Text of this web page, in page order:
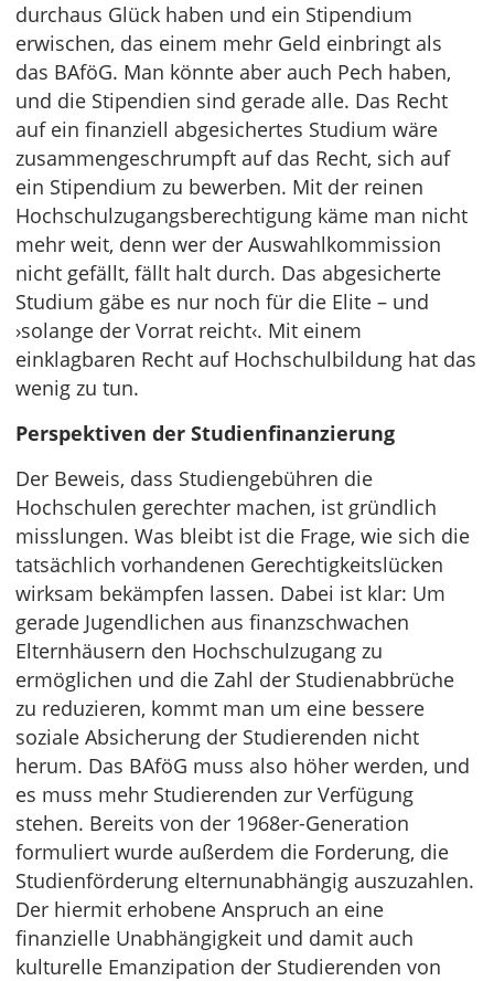
durchaus Glück haben und ein Stipendium
erwischen, das einem mehr Geld einbringt als
das BAföG. Man könnte aber auch Pech haben,
und die Stipendien sind gerade alle. Das Recht
auf ein finanziell abgesichertes Studium wäre
zusammengeschrumpft auf das Recht, sich auf
ein Stipendium zu bewerben. Mit der reinen
Hochschulzugangsberechtigung käme man nicht
mehr weit, denn wer der Auswahlkommission
nicht gefällt, fällt halt durch. Das abgesicherte
Studium gäbe es nur noch für die Elite – und
›solange der Vorrat reicht‹. Mit einem
einklagbaren Recht auf Hochschulbildung hat das
wenig zu tun.
Perspektiven der Studienfinanzierung
Der Beweis, dass Studiengebühren die
Hochschulen gerechter machen, ist gründlich
misslungen. Was bleibt ist die Frage, wie sich die
tatsächlich vorhandenen Gerechtigkeitslücken
wirksam bekämpfen lassen. Dabei ist klar: Um
gerade Jugendlichen aus finanzschwachen
Elternhäusern den Hochschulzugang zu
ermöglichen und die Zahl der Studienabbrüche
zu reduzieren, kommt man um eine bessere
soziale Absicherung der Studierenden nicht
herum. Das BAföG muss also höher werden, und
es muss mehr Studierenden zur Verfügung
stehen. Bereits von der 1968er-Generation
formuliert wurde außerdem die Forderung, die
Studienförderung elternunabhängig auszuzahlen.
Der hiermit erhobene Anspruch an eine
finanzielle Unabhängigkeit und damit auch
kulturelle Emanzipation der Studierenden von